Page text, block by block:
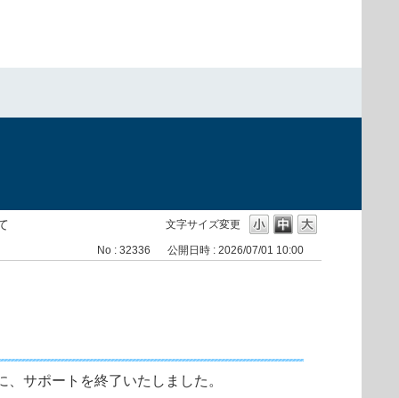
文字サイズ変更
No : 32336 公開日時 : 2026/07/01 10:00
サポートを終了いたしました。